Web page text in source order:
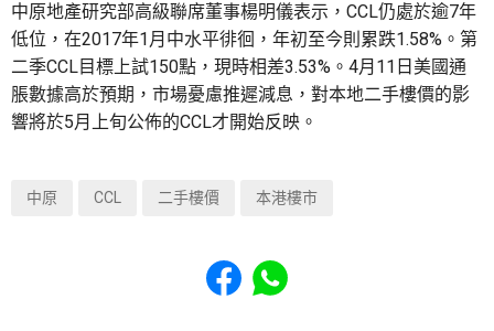
中原地產研究部高級聯席董事楊明儀表示，CCL仍處於逾7年
低位，在2017年1月中水平徘徊，年初至今則累跌1.58%。第
二季CCL目標上試150點，現時相差3.53%。4月11日美國通
脹數據高於預期，市場憂慮推遲減息，對本地二手樓價的影
響將於5月上旬公佈的CCL才開始反映。
中原 CCL 二手樓價 本港樓市
Share to Facebook
Share to WhatsApp